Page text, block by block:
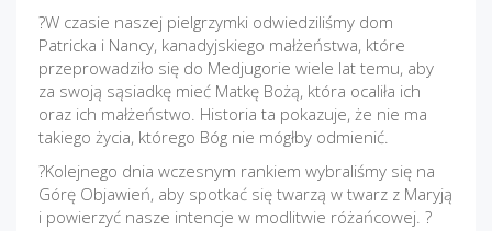
?W czasie naszej pielgrzymki odwiedziliśmy dom
Patricka i Nancy, kanadyjskiego małżeństwa, które
przeprowadziło się do Medjugorie wiele lat temu, aby
za swoją sąsiadkę mieć Matkę Bożą, która ocaliła ich
oraz ich małżeństwo. Historia ta pokazuje, że nie ma
takiego życia, którego Bóg nie mógłby odmienić.
?Kolejnego dnia wczesnym rankiem wybraliśmy się na
Górę Objawień, aby spotkać się twarzą w twarz z Maryją
i powierzyć nasze intencje w modlitwie różańcowej. ?